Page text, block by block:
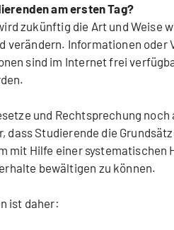
am ersten Tag?
zukünftig die Art und Weise
verändern. Informationen oder
sind im Internet frei
und Rechtsprechung noch
dass Studierende die
mit Hilfe einer systematischen
bewältigen zu können.
ist daher: